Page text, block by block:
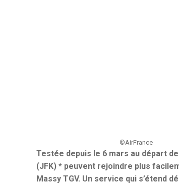
©AirFrance
Testée depuis le 6 mars au départ
(JFK) * peuvent rejoindre plus
Massy TGV. Un service qui s’étend